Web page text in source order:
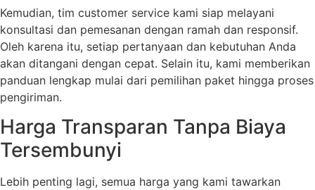
Kemudian, tim customer service kami siap melayani
konsultasi dan pemesanan dengan ramah dan responsif.
Oleh karena itu, setiap pertanyaan dan kebutuhan Anda
akan ditangani dengan cepat. Selain itu, kami memberikan
panduan lengkap mulai dari pemilihan paket hingga proses
pengiriman.
Harga Transparan Tanpa Biaya
Tersembunyi
Lebih penting lagi, semua harga yang kami tawarkan